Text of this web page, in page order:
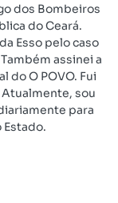
dos Bombeiros
do Ceará.
Esso pelo caso
assinei a
do O POVO. Fui
Atualmente, sou
para